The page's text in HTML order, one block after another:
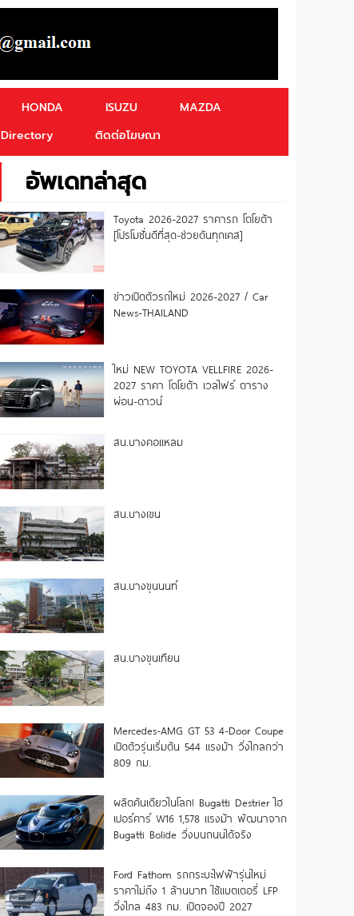
HONDA ISUZU
MAZDA
Directory ติดต่อโฆษณา
อัพเดทล่าสุด
Toyota 2026-2027 ราคารถ โตโยต้า
[โปรโมชั่นดีที่สุด-ช่วยดันทุกเคส]
ข่าวเปิดตัวรถใหม่ 2026-2027 / Car
News-THAILAND
ใหม่ NEW TOYOTA VELLFIRE 2026-
2027 ราคา โตโยต้า เวลไฟร์ ตาราง
ผ่อน-ดาวน์
สน.บางคอแหลม
สน.บางเขน
สน.บางขุนนนท์
สน.บางขุนเทียน
Mercedes-AMG GT 53 4-Door Coupe
เปิดตัวรุ่นเริ่มต้น 544 แรงม้า วิ่งไกลกว่า
809 กม.
ผลิตคันเดียวในโลก! Bugatti Destrier ไฮ
เปอร์คาร์ W16 1,578 แรงม้า พัฒนาจาก
Bugatti Bolide วิ่งบนถนนได้จริง
Ford Fathom รถกระบะไฟฟ้ารุ่นใหม่
ราคาไม่ถึง 1 ล้านบาท ใช้แบตเตอรี่ LFP
วิ่งไกล 483 กม. เปิดจองปี 2027